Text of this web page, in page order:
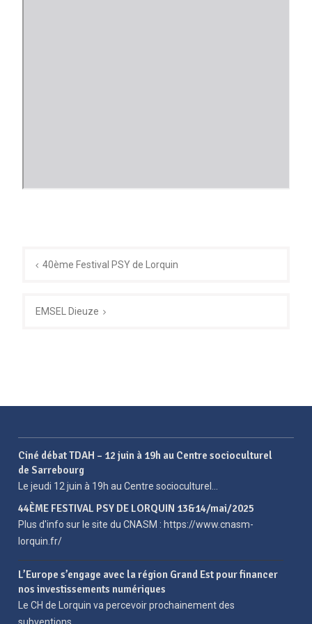
de 40ème Festival PSY de Lorquin
EMSEL Dieuze
Ciné débat TDAH – 12 juin à 19h au Centre socioculturel
de Sarrebourg
Le jeudi 12 juin à 19h au Centre socioculturel…
44ÈME FESTIVAL PSY DE LORQUIN 13&14/mai/2025
Plus d'info sur le site du CNASM : https://www.cnasm-
lorquin.fr/
L’Europe s’engage avec la région Grand Est pour financer
nos investissements numériques
Le CH de Lorquin va percevoir prochainement des